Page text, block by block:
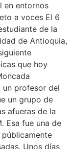
en entornos
a voces El 6
de la
de Antioquia,
que hoy
un profesor del
un grupo de
afueras de la
Esa fue una de
Unos días